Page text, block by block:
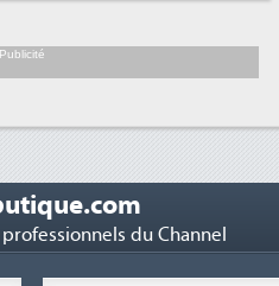
soutient les...
Publicité
du Channel